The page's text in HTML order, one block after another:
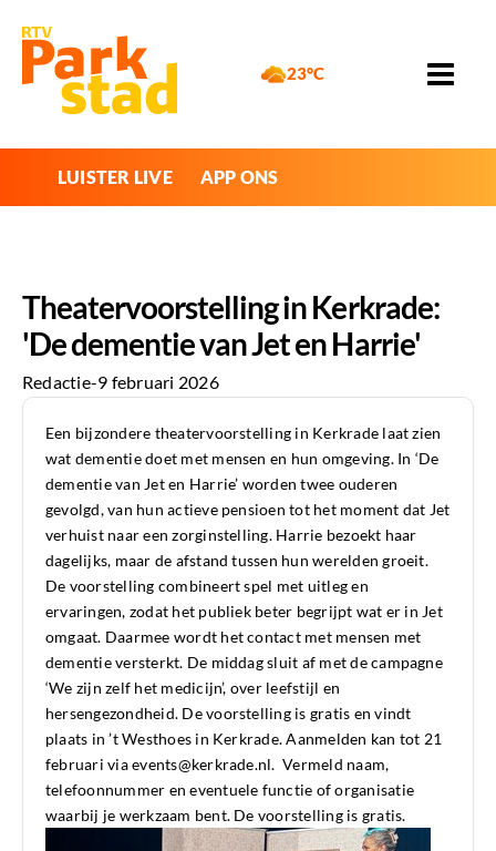
23°C
LUISTER LIVE APP ONS
Theatervoorstelling in Kerkrade:
'De dementie van Jet en Harrie'
Redactie-9 februari 2026
Een bijzondere theatervoorstelling in Kerkrade laat zien
wat dementie doet met mensen en hun omgeving. In ‘De
dementie van Jet en Harrie’ worden twee ouderen
gevolgd, van hun actieve pensioen tot het moment dat Jet
verhuist naar een zorginstelling. Harrie bezoekt haar
dagelijks, maar de afstand tussen hun werelden groeit.
De voorstelling combineert spel met uitleg en
ervaringen, zodat het publiek beter begrijpt wat er in Jet
omgaat. Daarmee wordt het contact met mensen met
dementie versterkt. De middag sluit af met de campagne
‘We zijn zelf het medicijn’, over leefstijl en
hersengezondheid. De voorstelling is gratis en vindt
plaats in ’t Westhoes in Kerkrade. Aanmelden kan tot 21
februari via events@kerkrade.nl. Vermeld naam,
telefoonnummer en eventuele functie of organisatie
waarbij je werkzaam bent. De voorstelling is gratis.